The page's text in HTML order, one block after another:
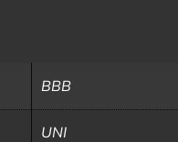
BBB
UNI